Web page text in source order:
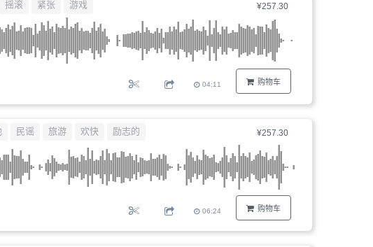
¥257.30
购物车
摇滚 紧张 游戏
04:11
¥257.30
购物车
民谣 旅游 欢快 励志的
06:24